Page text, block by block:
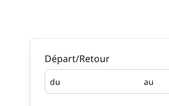
Départ/Retour
du
Départ au
Retour